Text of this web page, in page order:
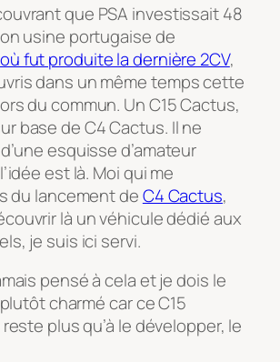
que PSA investissait 48
usine portugaise de
où fut produite la dernière 2CV,
dans un même temps cette
du commun. Un C15 Cactus,
base de C4 Cactus. Il ne
esquisse d’amateur
est là. Moi qui me
du lancement deC4 Cactus,
là un véhicule dédié aux
je suis ici servi.
pensé à cela et je dois le
charmé car ce C15
plus qu’à le développer, le